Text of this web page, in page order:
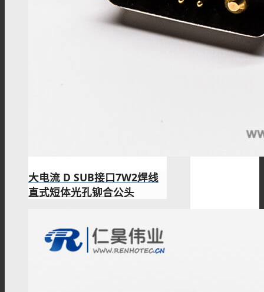
大电流 D SUB接口7W2焊线
直式短体光孔铆合公头